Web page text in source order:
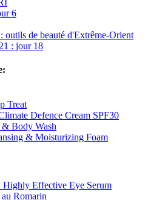
6
outils de beauté d'Extrême-Orient
: jour 18
Treat
Defence Cream SPF30
& Body Wash
& Moisturizing Foam
Effective Eye Serum
Romarin